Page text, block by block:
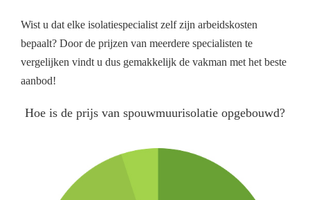
Wist u dat elke isolatiespecialist zelf zijn arbeidskosten
bepaalt? Door de prijzen van meerdere specialisten te
vergelijken vindt u dus gemakkelijk de vakman met het beste
aanbod!
Hoe is de prijs van spouwmuurisolatie opgebouwd?